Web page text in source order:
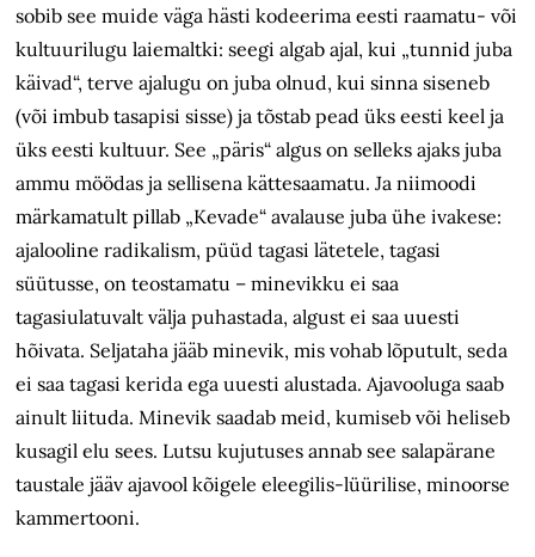
sobib see muide väga hästi kodeerima eesti raamatu- või
kultuurilugu laiemaltki: seegi algab ajal, kui „tunnid juba
käivad“, terve ajalugu on juba olnud, kui sinna siseneb
(või imbub tasapisi sisse) ja tõstab pead üks eesti keel ja
üks eesti kultuur. See „päris“ algus on selleks ajaks juba
ammu möödas ja sellisena kättesaamatu. Ja niimoodi
märkamatult pillab „Kevade“ avalause juba ühe ivakese:
ajalooline radikalism, püüd tagasi lätetele, tagasi
süütusse, on teostamatu – minevikku ei saa
tagasiulatuvalt välja puhastada, algust ei saa uuesti
hõivata. Seljataha jääb minevik, mis vohab lõputult, seda
ei saa tagasi kerida ega uuesti alustada. Ajavooluga saab
ainult liituda. Minevik saadab meid, kumiseb või heliseb
kusagil elu sees. Lutsu kujutuses annab see salapärane
taustale jääv ajavool kõigele eleegilis-lüürilise, minoorse
kammertooni.